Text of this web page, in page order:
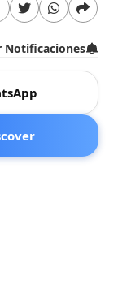
Notificaciones